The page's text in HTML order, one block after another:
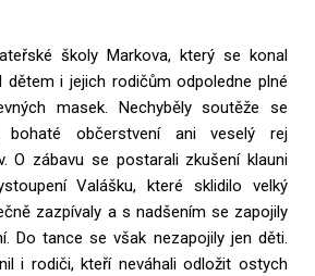
školy Markova, který se konal
dětem i jejich rodičům odpoledne plné
masek. Nechyběly soutěže se
bohaté občerstvení ani veselý rej
O zábavu se postarali zkušení klauni
Valášku, které sklidilo velký
zazpívaly a s nadšením se zapojily
Do tance se však nezapojily jen děti.
i rodiči, kteří neváhali odložit ostych